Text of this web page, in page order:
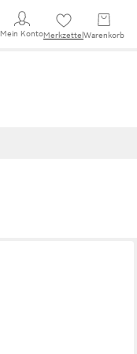
Mein KontoMerkzettel Warenkorb